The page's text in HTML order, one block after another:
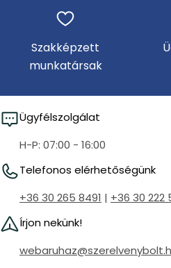
Szakképzett
munkatársak
Ügyfélszolgálat
H-P: 07:00 - 16:00
Telefonos elérhetőségünk
+36 30 265 8491 | +36 30 222
Írjon nekünk!